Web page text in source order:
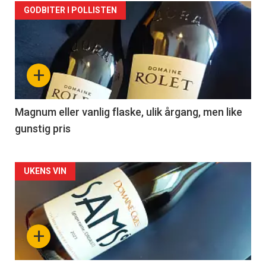
Forsiden
akkurat
nå
3
+
GODBITER I POLLISTEN
Magnum eller vanlig flaske, ulik årgang, men like
gunstig pris
Forsiden
akkurat
nå+
UKENS VIN